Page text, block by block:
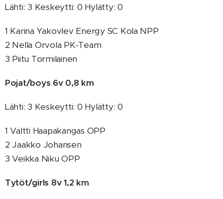
Lähti: 3 Keskeytti: 0 Hylätty: 0
1 Karina Yakovlev Energy SC Kola NPP
2 Nella Orvola PK-Team
3 Piitu Tormilainen
Pojat/boys 6v 0,8 km
Lähti: 3 Keskeytti: 0 Hylätty: 0
1 Valtti Haapakangas OPP
2 Jaakko Johansen
3 Veikka Niku OPP
Tytöt/girls 8v 1,2 km